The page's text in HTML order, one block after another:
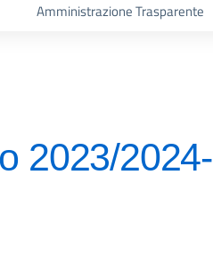
Amministrazione Trasparente
2023/2024-